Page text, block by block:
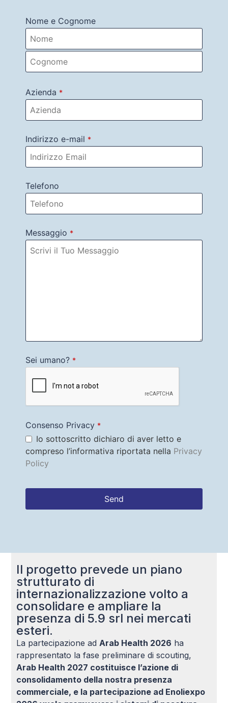
Nome e Cognome
Azienda *
Indirizzo e-mail *
Telefono
Messaggio *
Sei umano? *
Consenso Privacy *
Io sottoscritto dichiaro di aver letto e
compreso l’informativa riportata nella Privacy
Policy
Send
blank
Il progetto prevede un piano
strutturato di
internazionalizzazione volto a
consolidare e ampliare la
presenza di 5.9 srl nei mercati
esteri.
La partecipazione adArab Health 2026 ha
rappresentato la fase preliminare di scouting,
Arab Health 2027 costituisce l’azione di
consolidamento della nostra presenza
commerciale, e la partecipazione ad Enoliexpo